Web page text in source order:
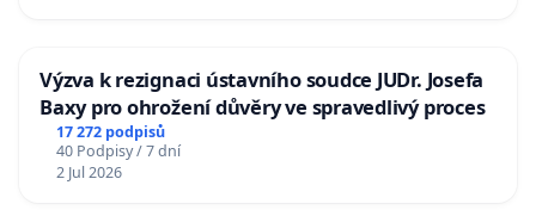
Výzva k rezignaci ústavního soudce JUDr. Josefa
Baxy pro ohrožení důvěry ve spravedlivý proces
17 272 podpisů
40 Podpisy / 7 dní
2 Jul 2026